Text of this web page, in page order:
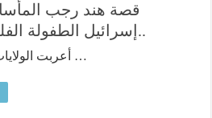
قصة هند رجب
إسرائيل الطفولة الفلسطينية في غزة..
أعربت الولايات المتحدة يوم الاثنين …